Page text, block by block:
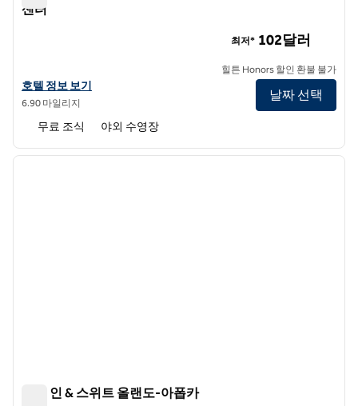
센터
햄튼 인 & 스위트 올랜도/다운타운 사우스 - 메디컬 센터의 호텔 정보
호텔 정보 보기
6.90 마일리지
최저* 102달러
힐튼 Honors 할인 환불 불가
날짜 선택
무료 조식 야외 수영장
1/12
다음
햄튼 인 & 스위트 올랜도-아폽카